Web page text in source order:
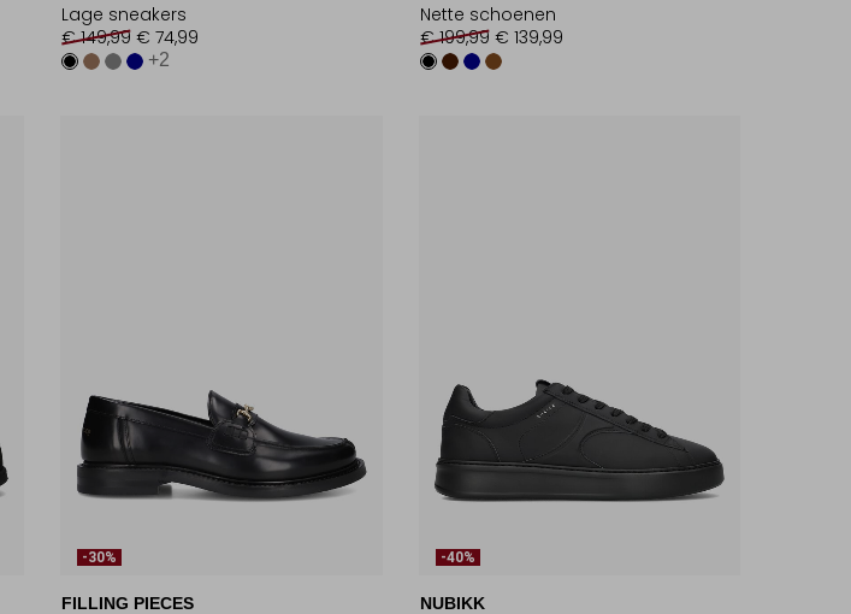
Lage sneakers
€ 149,99 € 74,99
+2
Nette schoenen
€ 199,99 € 139,99
-30%
FILLING PIECES
-40%
NUBIKK